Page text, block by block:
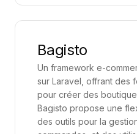
des commandes ou la
ventes, permettant ainsi
concentrer sur des
que l’analyse des
l’expérience client. En
Bagisto
Un framework e-
sur Laravel, offrant des
pour créer des
Bagisto propose une
des outils pour la